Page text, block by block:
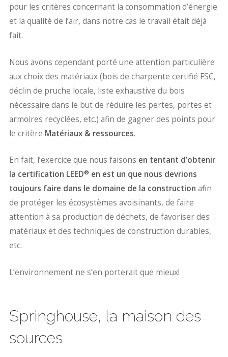
pour les critères concernant la consommation d’énergie
et la qualité de l’air, dans notre cas le travail était déjà
fait.
Nous avons cependant porté une attention particulière
aux choix des matériaux (bois de charpente certifié FSC,
déclin de pruche locale, liste exhaustive du bois
nécessaire dans le but de réduire les pertes, portes et
armoires recyclées, etc.) afin de gagner des points pour
le critère Matériaux & ressources.
En fait, l’exercice que nous faisons en tentant d’obtenir
la certification LEED® en est un que nous devrions
toujours faire dans le domaine de la construction afin
de protéger les écosystèmes avoisinants, de faire
attention à sa production de déchets, de favoriser des
matériaux et des techniques de construction durables,
etc.
L’environnement ne s’en porterait que mieux!
Springhouse, la maison des
sources